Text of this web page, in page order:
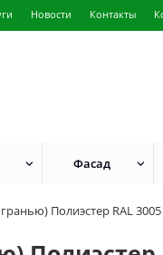
Новости Контакты
Фасад
Полиэстер RAL 3005